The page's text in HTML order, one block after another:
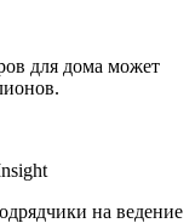
для дома может
на ведение